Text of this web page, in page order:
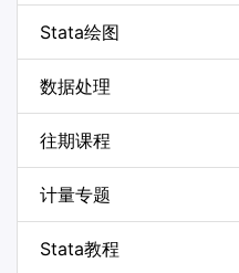
Stata绘图
数据处理
往期课程
计量专题
Stata教程